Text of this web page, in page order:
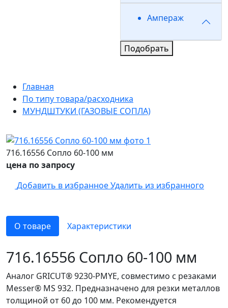
Ампераж
Подобрать
Главная
По типу товара/расходника
МУНДШТУКИ (ГАЗОВЫЕ СОПЛА)
716.16556 Сопло 60-100 мм
цена по запросу
Добавить в избранноеУдалить из избранного
О товаре Характеристики
716.16556 Сопло 60-100 мм
Аналог GRICUT® 9230-PMYE, совместимо с резаками
Messer® MS 932. Предназначено для резки металлов
толщиной от 60 до 100 мм. Рекомендуется